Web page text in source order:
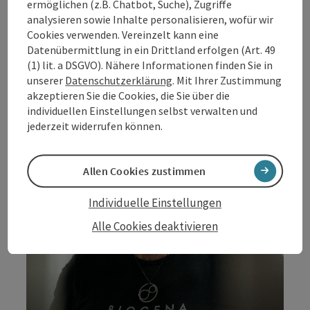
Die Talkrunde zum Thema„Mit Entscheidungskraft
Zukunft gestalten"gemeinsam mit spannenden
Persönlichkeiten aus der Donauregion.
Dr.
Albert Schmidbauer
Gründer BIOGENA & IKUNA Naturresort
Der promovierte Betriebswirt ist
Mehrfachunternehmer und Visionär. Mit
unternehmerischem Mut entwickelte er aus
einem einfachen Indianerspielplatz das
ein 50‑Millionen‑Euro‑Resort und
mittlerweile der größte Nächtigungsbringer
der Donauregion in Oberösterreich. Seit über
zwanzig Jahren steht er für eine neue Art des
ermöglichen (z.B. Chatbot, Suche), Zugriffe
analysieren sowie Inhalte personalisieren, wofür wir
Cookies verwenden. Vereinzelt kann eine
Datenübermittlung in ein Drittland erfolgen (Art. 49
(1) lit. a DSGVO). Nähere Informationen finden Sie in
unserer Datenschutzerklärung. Mit Ihrer Zustimmung
akzeptieren Sie die Cookies, die Sie über die
individuellen Einstellungen selbst verwalten und
jederzeit widerrufen können.
Alle Cookies deaktivieren
Individuelle Einstellungen
Allen Cookies zustimmen